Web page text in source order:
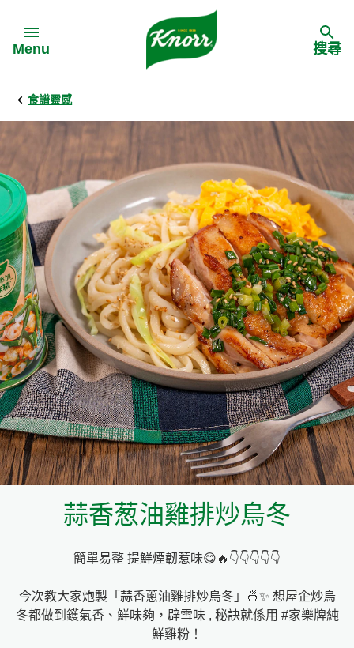
Menu
Back
食譜靈感
料理食材
料理方式
季節節慶
多國料理
料理種類
Back
家樂牌產品
家樂牌純鮮雞粉
家樂牌雞粉
家樂牌鮮菇粉
家樂牌濃湯寶
家樂牌雞汁
家樂牌快熟通心粉
家樂牌鮮露
家樂牌鷹粟粉
家樂牌雞湯粒
家樂牌純鮮清雞湯
Back
主頁
背景
甚麼是愛環境食材
愛環境食材名單
愛環境食材食譜
愛環境食材篩選條件
搜尋
食譜靈感
蒜香葱油雞排炒烏冬
簡單易整 提鮮煙韌惹味😋🔥👇👇👇👇👇
今次教大家炮製「蒜香蔥油雞排炒烏冬」🍜✨ 想屋企炒烏
冬都做到鑊氣香、鮮味夠，辟雪味 , 秘訣就係用 #家樂牌純
鮮雞粉！